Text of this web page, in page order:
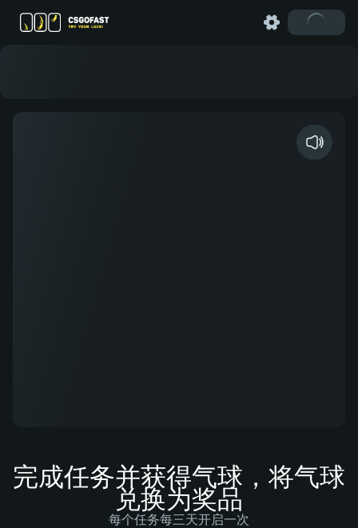
完成任务并获得气球，将气球
兑换为奖品
每个任务每三天开启一次